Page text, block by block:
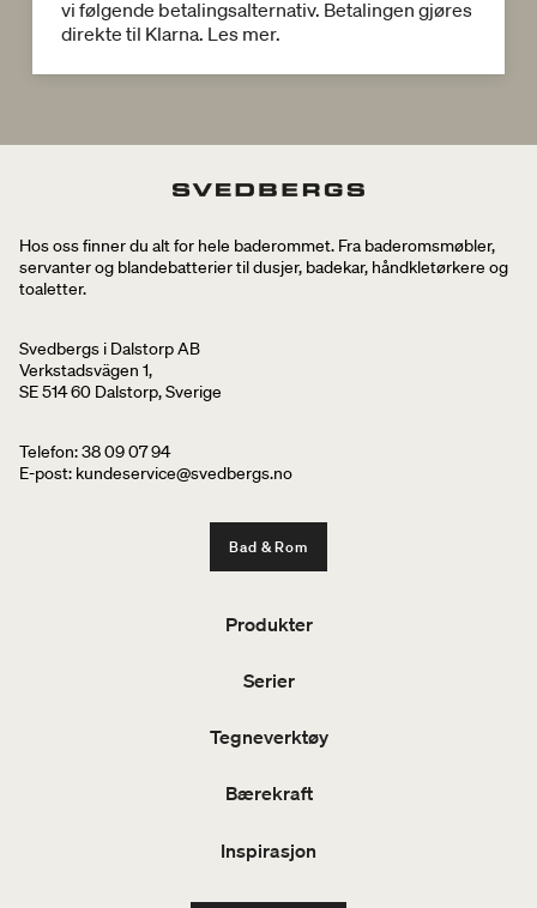
vi følgende betalingsalternativ. Betalingen gjøres
direkte til Klarna. Les mer.
Hos oss finner du alt for hele baderommet. Fra baderomsmøbler,
servanter og blandebatterier til dusjer, badekar, håndkletørkere og
toaletter.
Svedbergs i Dalstorp AB
Verkstadsvägen 1,
SE 514 60 Dalstorp, Sverige
Telefon: 38 09 07 94
E-post: kundeservice@svedbergs.no
Bad & Rom
Produkter
Serier
Tegneverktøy
Bærekraft
Inspirasjon